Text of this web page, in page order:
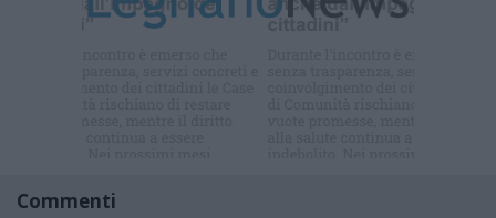
Commenti